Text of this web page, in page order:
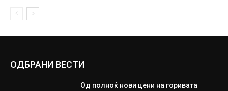
ОДБРАНИ ВЕСТИ
Од полноќ нови цени на горивата